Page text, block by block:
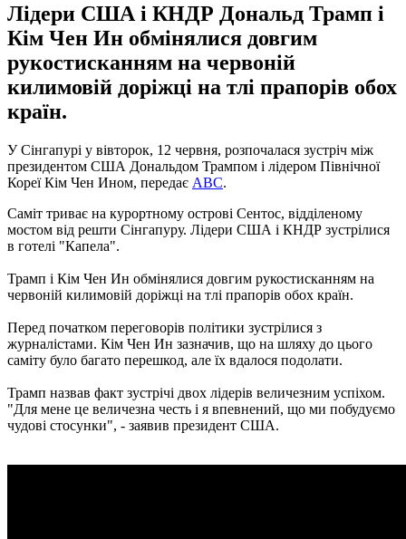
Лідери США і КНДР Дональд Трамп і
Кім Чен Ин обмінялися довгим
рукостисканням на червоній
килимовій доріжці на тлі прапорів обох
країн.
У Сінгапурі у вівторок, 12 червня, розпочалася зустріч між
президентом США Дональдом Трампом і лідером Північної
Кореї Кім Чен Ином, передає ABC.
Саміт триває на курортному острові Сентос, відділеному
мостом від решти Сінгапуру. Лідери США і КНДР зустрілися
в готелі "Капела".
Трамп і Кім Чен Ин обмінялися довгим рукостисканням на
червоній килимовій доріжці на тлі прапорів обох країн.
Перед початком переговорів політики зустрілися з
журналістами. Кім Чен Ин зазначив, що на шляху до цього
саміту було багато перешкод, але їх вдалося подолати.
Трамп назвав факт зустрічі двох лідерів величезним успіхом.
"Для мене це величезна честь і я впевнений, що ми побудуємо
чудові стосунки", - заявив президент США.